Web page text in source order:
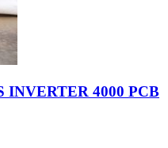
INVERTER 4000 PCB